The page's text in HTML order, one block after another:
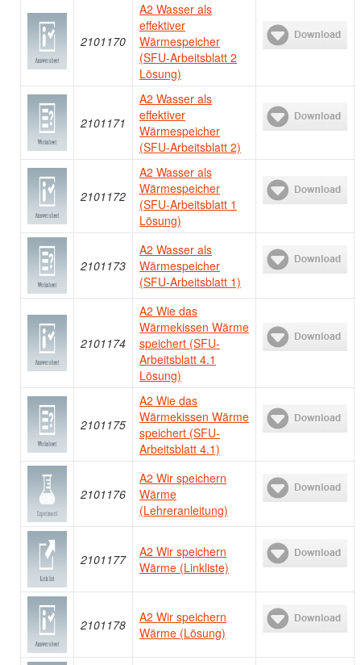
2101170
A2 Wasser als
effektiver
Wärmespeicher
(SFU-Arbeitsblatt 2
Lösung)
2101171
A2 Wasser als
effektiver
Wärmespeicher
(SFU-Arbeitsblatt 2)
2101172
A2 Wasser als
Wärmespeicher
(SFU-Arbeitsblatt 1
Lösung)
2101173
A2 Wasser als
Wärmespeicher
(SFU-Arbeitsblatt 1)
2101174
A2 Wie das
Wärmekissen Wärme
speichert (SFU-
Arbeitsblatt 4.1
Lösung)
2101175
A2 Wie das
Wärmekissen Wärme
speichert (SFU-
Arbeitsblatt 4.1)
2101176
A2 Wir speichern
Wärme
(Lehreranleitung)
2101177
A2 Wir speichern
Wärme (Linkliste)
2101178
A2 Wir speichern
Wärme (Lösung)